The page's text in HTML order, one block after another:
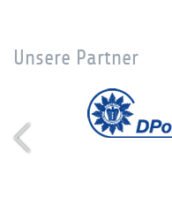
Unsere Partner